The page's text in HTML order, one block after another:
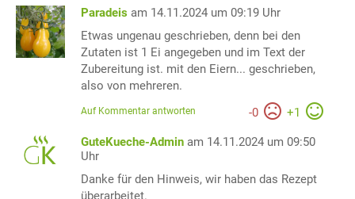
Paradeis am 14.11.2024 um 09:19 Uhr
Etwas ungenau geschrieben, denn bei den
Zutaten ist 1 Ei angegeben und im Text der
Zubereitung ist. mit den Eiern... geschrieben,
also von mehreren.
-0 +1
Auf Kommentar antworten
GuteKueche-Admin am 14.11.2024 um 09:50
Uhr
Danke für den Hinweis, wir haben das Rezept
überarbeitet.